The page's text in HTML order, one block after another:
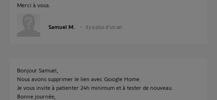
Merci à vous.
Samuel M. il y a plus d'un an
Bonjour Samuel,
Nous avons supprimer le lien avec Google Home.
Je vous invite à patienter 24h minimum et à tester de nouveau.
Bonne journée,